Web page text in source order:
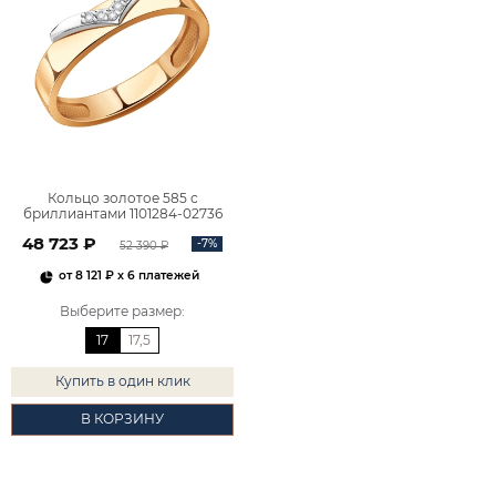
Кольцо золотое 585 с
бриллиантами 1101284-02736
48 723 ₽ 52 390 ₽ -7%
от8 121 ₽ x 6 платежей
Выберите размер:
17
17,5
Купить в один клик
В КОРЗИНУ